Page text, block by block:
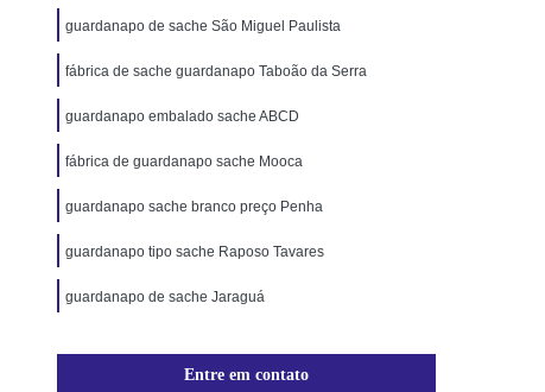
guardanapo de sache São Miguel Paulista
fábrica de sache guardanapo Taboão da Serra
guardanapo embalado sache ABCD
fábrica de guardanapo sache Mooca
guardanapo sache branco preço Penha
guardanapo tipo sache Raposo Tavares
guardanapo de sache Jaraguá
Entre em contato